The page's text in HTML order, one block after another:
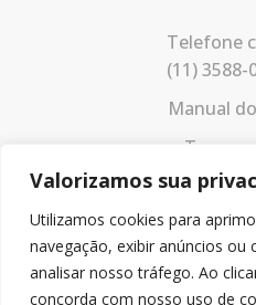
Valorizamos sua
Utilizamos cookies para
navegação, exibir anúncios ou
analisar nosso tráfego. Ao
concorda com nosso uso de
Telefone
(11) 3588-
Manual
Termos
Política de